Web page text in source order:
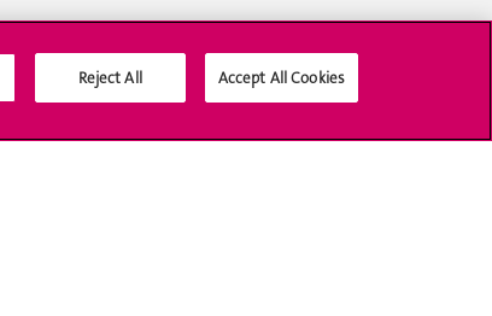
Médias sociaux UNIGE
Reject All Accept All Cookies